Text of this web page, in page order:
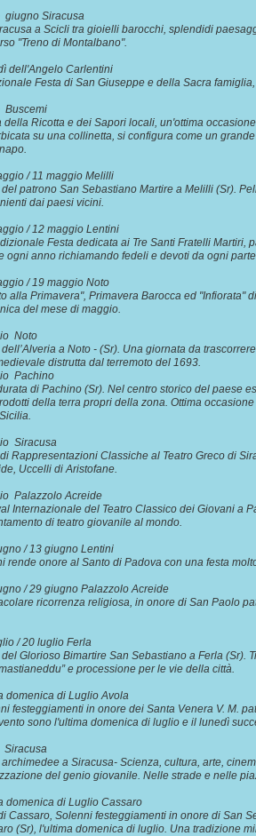
giugno Siracusa
a Scicli tra gioielli barocchi, splendidi
"Treno di Montalbano".
dell'Angelo Carlentini
Festa di San Giuseppe e della Sacra
Buscemi
della Ricotta e dei Sapori locali, un'ottima
su una collinetta, si configura come un
/ 11 maggio Melilli
del patrono San Sebastiano Martire a Melilli (Sr).
dai paesi vicini.
/ 12 maggio Lentini
Festa dedicata ai Tre Santi Fratelli Martiri,
ogni anno richiamando fedeli e devoti da ogni
/ 19 maggio Noto
alla Primavera", Primavera Barocca ed "Infiorata"
del mese di maggio.
Noto
a Noto - (Sr). Una giornata da
distrutta dal terremoto del 1693.
Pachino
di Pachino (Sr). Nel centro storico del paese
della terra propri della zona. Ottima
Siracusa
Rappresentazioni Classiche al Teatro Greco di
Uccelli di Aristofane.
Palazzolo Acreide
Internazionale del Teatro Classico dei Giovani a
di teatro giovanile al mondo.
/ 13 giugno Lentini
rende onore al Santo di Padova con una festa
/ 29 giugno Palazzolo Acreide
ricorrenza religiosa, in onore di San Paolo
/ 20 luglio Ferla
del Glorioso Bimartire San Sebastiano a Ferla (Sr).
e processione per le vie della città.
domenica di Luglio Avola
festeggiamenti in onore dei Santa Venera V. M.
sono l'ultima domenica di luglio e il lunedì
Siracusa
archimedee a Siracusa- Scienza, cultura, arte,
del genio giovanile. Nelle strade e nelle
domenica di Luglio Cassaro
Cassaro, Solenni festeggiamenti in onore di San
(Sr), l'ultima domenica di luglio. Una tradizione